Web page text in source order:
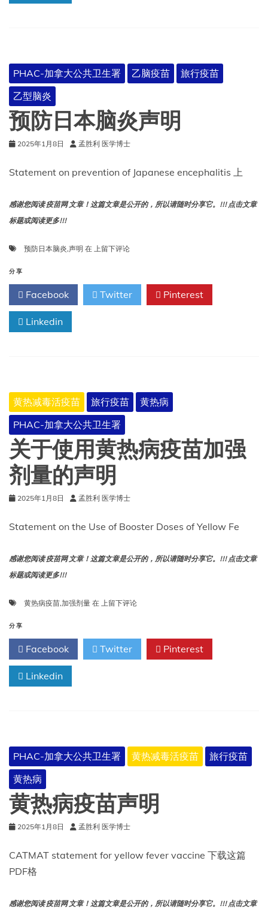
旅
行
PHAC-加拿大公共卫生署 乙脑疫苗
旅行疫苗
乙型脑炎
预防日本脑炎声明
2025年1月8日 孟胜利 医学博士
Statement on prevention of Japanese encephalitis 上
感谢您阅读 疫苗网 文章！这篇文章是公开的，所以请随时分享它。!!! 点击文章
标题或阅读更多!!!
预防日本脑炎,声明 在 预
本
脑
炎
上留下评论
分享
Facebook Twitter Pinterest
Linkedin
黄热减毒活疫苗 旅行疫苗
黄热病
PHAC-加拿大公共卫生署
关于使用黄热病疫苗加强
剂量的声明
2025年1月8日 孟胜利 医学博士
Statement on the Use of Booster Doses of Yellow Fe
感谢您阅读 疫苗网 文章！这篇文章是公开的，所以请随时分享它。!!! 点击文章
标题或阅读更多!!!
黄热病疫苗,加强剂量 在 关
用
黄
热
量
的
上留下评论
分享
Facebook Twitter Pinterest
Linkedin
PHAC-加拿大公共卫生署 黄热减毒活疫苗
旅行疫苗
黄热病
黄热病疫苗声明
2025年1月8日 孟胜利 医学博士
CATMAT statement for yellow fever vaccine 下载这篇
PDF格
感谢您阅读 疫苗网 文章！这篇文章是公开的，所以请随时分享它。!!! 点击文章